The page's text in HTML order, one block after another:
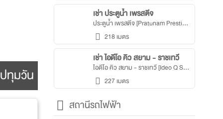
ทุมวัน
เช่า ประตูน้ำ เพรสตีจ
ประตูน้ำ เพรสตีจ [Pratunam Prestige]
218 เมตร
เช่า ไอดีโอ คิว สยาม - ราชเทวี
ไอดีโอ คิว สยาม - ราชเทวี [Ideo Q Siam - Ratchatewi]
227 เมตร
สถานีรถไฟฟ้า